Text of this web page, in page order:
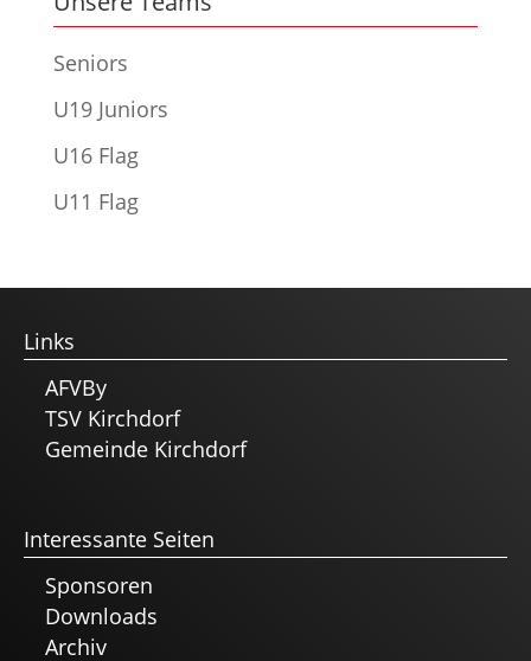
Seniors
U19 Juniors
U16 Flag
U11 Flag
Links
AFVBy
TSV Kirchdorf
Gemeinde Kirchdorf
Interessante Seiten
Sponsoren
Downloads
Archiv